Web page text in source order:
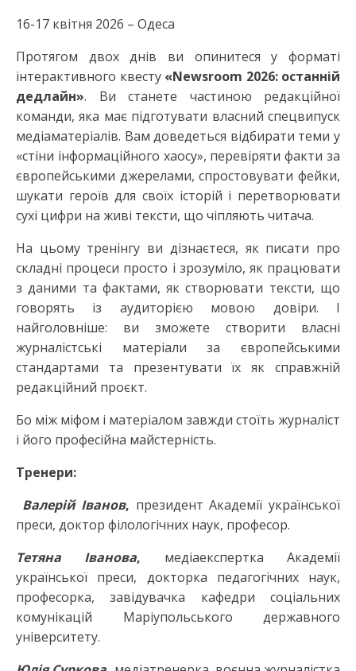
16-17 квітня 2026 – Одеса
Протягом двох днів ви опинитеся у форматі
інтерактивного квесту «Newsroom 2026: останній
дедлайн». Ви станете частиною редакційної
команди, яка має підготувати власний спецвипуск
медіаматеріалів. Вам доведеться відбирати теми у
«стіни інформаційного хаосу», перевіряти факти за
європейськими джерелами, спростовувати фейки,
шукати героїв для своїх історій і перетворювати
сухі цифри на живі тексти, що чіпляють читача.
На цьому тренінгу ви дізнаєтеся, як писати про
складні процеси просто і зрозуміло, як працювати
з даними та фактами, як створювати тексти, що
говорять із аудиторією мовою довіри. І
найголовніше: ви зможете створити власні
журналістські матеріали за європейськими
стандартами та презентувати їх як справжній
редакційний проєкт.
Бо між міфом і матеріалом завжди стоїть журналіст
і його професійна майстерність.
Тренери:
Валерій Іванов, президент Академії української
преси, доктор філологічних наук, професор.
Тетяна Іванова, медіаекспертка Академії
української преси, докторка педагогічних наук,
професорка, завідувачка кафедри соціальних
комунікацій Маріупольського державного
університету.